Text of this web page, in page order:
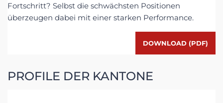
Fortschritt? Selbst die schwächsten Positionen
überzeugen dabei mit einer starken Performance.
DOWNLOAD (PDF)
PROFILE DER KANTONE